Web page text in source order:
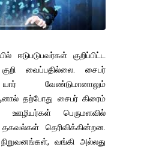
குறிப்பிட்ட
வைப்பதில்லை. சைபர்
வேண்டுமானாலும்
தற்போது சைபர் கிரைம்
ஊழியர்கள் பெருமளவில்
தகவல்கள் தெரிவிக்கின்றன.
நிறுவனங்கள், வங்கி அல்லது